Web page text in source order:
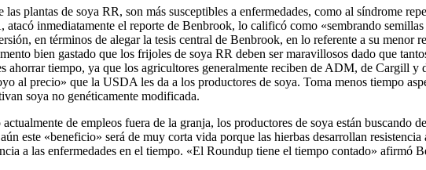
plantas de soya RR, son más susceptibles a enfermedades, como al síndrome
inmediatamente el reporte de Benbrook, lo calificó como «sembrando
en términos de alegar la tesis central de Benbrook, en lo referente a su menor
bien gastado que los frijoles de soya RR deben ser maravillosos dado que
ahorrar tiempo, ya que los agricultores generalmente reciben de ADM, de Cargill y
al precio» que la USDA les da a los productores de soya. Toma menos tiempo
soya no genéticamente modificada.
de empleos fuera de la granja, los productores de soya están buscando
este «beneficio» será de muy corta vida porque las hierbas desarrollan
a las enfermedades en el tiempo. «El Roundup tiene el tiempo contado» afirmó